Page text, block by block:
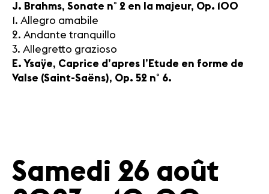
J. Brahms, Sonate n° 2 en la majeur, Op. 100
1. Allegro amabile
2. Andante tranquillo
3. Allegretto grazioso
E. Ysaÿe, Caprice d’apres l’Etude en forme de
Valse (Saint-Saëns), Op. 52 n° 6.
Samedi 26 août